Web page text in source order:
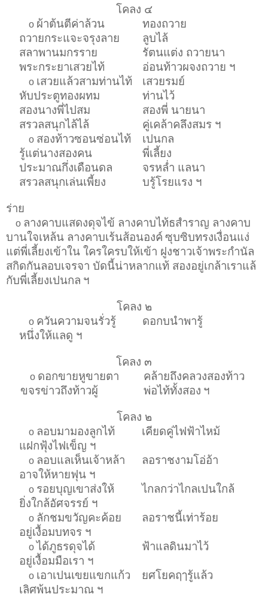
โคลง ๔
o ผ้าต้นตีค่าล้วน
ทองถวาย
ถวายกระแจะจรุงลาย
ลูบไล้
สลาพานมกรราย
รัตนแต่ง ถวายนา
พระกระยาเสวยไท้
อ่อนท้าวผจงถวาย ฯ
o เสวยแล้วสามท่านไท้
เสวยรมย์
หับประตูทองผทม
ท่านไว้
สองนางพี่ไปสม
สองพี่ นายนา
สรวลสนุกไล้ไล้
คู่เคล้าคลึงสมร ฯ
o สองท้าวซอนซ่อนไท้
เปนกล
รู้แต่นางสองคน
พี่เลี้ยง
ประมาณกึ่งเดือนดล
จรหล่ำ แลนา
สรวลสนุกเล่นเพี้ยง
บรู้โรยแรง ฯ
ร่าย
o ลางคาบแสดงดุจไข้ ลางคาบไท้ธสำราญ ลางคาบ
บานใจเหล้น ลางคาบเร้นส้อนองค์ ซุบซิบทรงเงื่อนแง่
แต่พี่เลี้ยงเข้าใน ใครใครบให้เข้า ฝูงชาวเจ้าพระกำนัล
สกิดกันลอบเจรจา บัดนี้น่าหลากแท้ สองอยู่เกล้าเราแล้
กับพี่เลี้ยงเปนกล ฯ
โคลง ๒
o ควันความจนรั่วรู้
ดอกบนำพารู้
หนึ่งให้แลดู ฯ
โคลง ๓
o ดอกขายหูขายตา
คล้ายถึงคลวงสองท้าว
ขจรข่าวถึงท้าวผู้
พ่อไท้ทั้งสอง ฯ
โคลง ๒
o ลอบมามองลูกไท้
เคียดคู่ไฟฟ้าไหม้
แฝกฟุ้งไฟเข็ญ ฯ
o ลอบแลเห็นเจ้าหล้า
ลอราชงามโอ่อ้า
อาจให้หายฟุน ฯ
o รอยบุญเขาส่งให้
ไกลกว่าไกลเปนใกล้
ยิ่งใกล้อัศจรรย์ ฯ
o ลักชมขวัญคะค้อย
ลอราชนี้เท่าร้อย
อยู่เงื้อมบทจร ฯ
o ได้ภูธรดุจได้
ฟ้าแลดินมาไว้
อยู่เงื้อมมือเรา ฯ
o เอาเปนเขยแขกแก้ว
ยศโยคฤๅรู้แล้ว
เลิศพ้นประมาณ ฯ